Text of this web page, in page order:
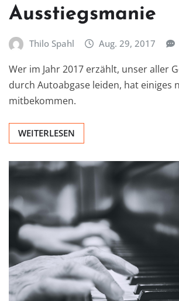
Ausstiegsmanie
Thilo Spahl Aug. 29, 2017
Wer im Jahr 2017 erzählt, unser aller
durch Autoabgase leiden, hat einiges
mitbekommen.
WEITERLESEN